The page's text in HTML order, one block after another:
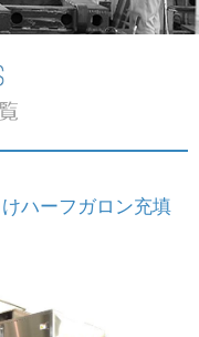
ハーフガロン充填